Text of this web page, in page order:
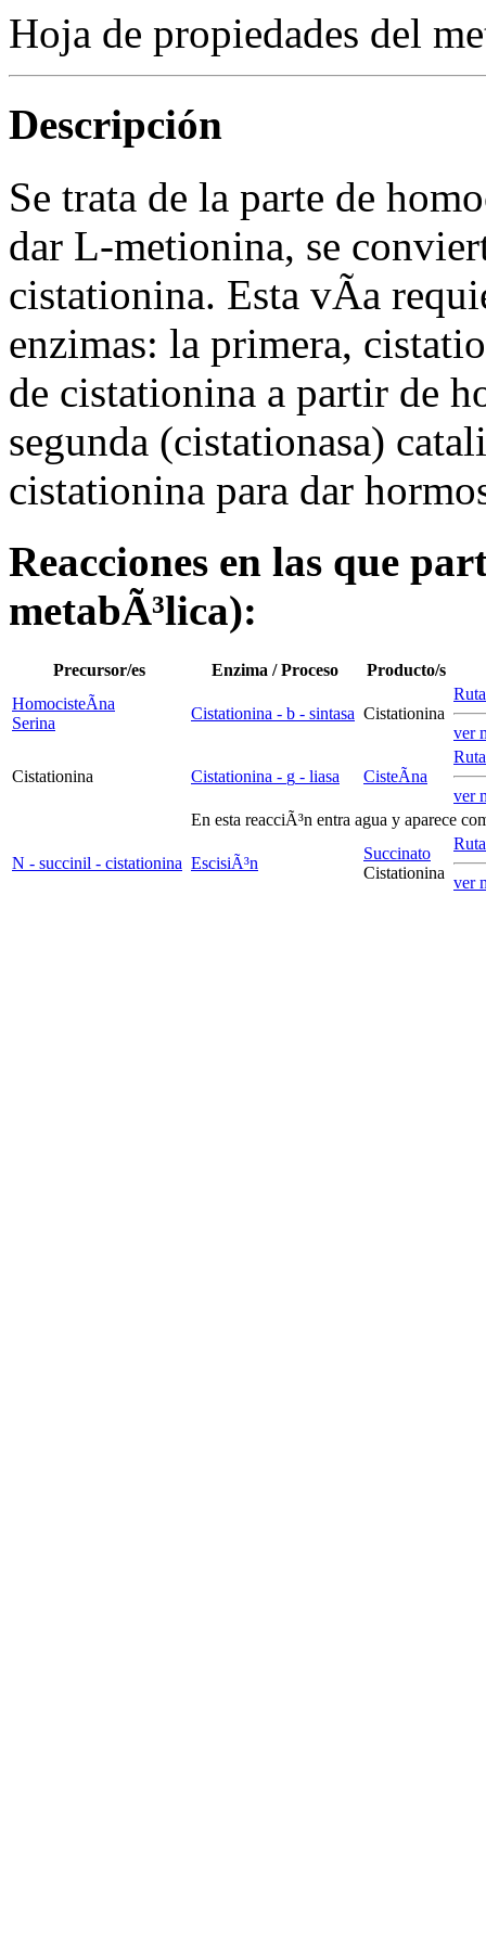
Hoja de propiedades del
Descripción
Se trata de la parte de
dar L-metionina, se
cistationina. Esta vÃ­a
enzimas: la primera,
de cistationina a partir de
segunda (cistationasa)
cistationina para dar
Reacciones en las que
metabÃ³lica):
Precursor/es Enzima / Proceso
Producto/s
HomocisteÃ­na
Serina
Cistationina - b - sintasa Cistationina
ver
Cistationina Cistationina - g - liasa CisteÃ­na
ver
En esta reacciÃ³n entra agua y aparece
N - succinil - cistationina EscisiÃ³n
Succinato
Cistationina
ver